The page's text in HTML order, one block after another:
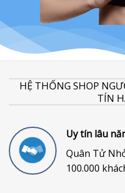
HỆ THỐNG SHOP
TÍN
Uy tín lâu
Quân Tử
100.000